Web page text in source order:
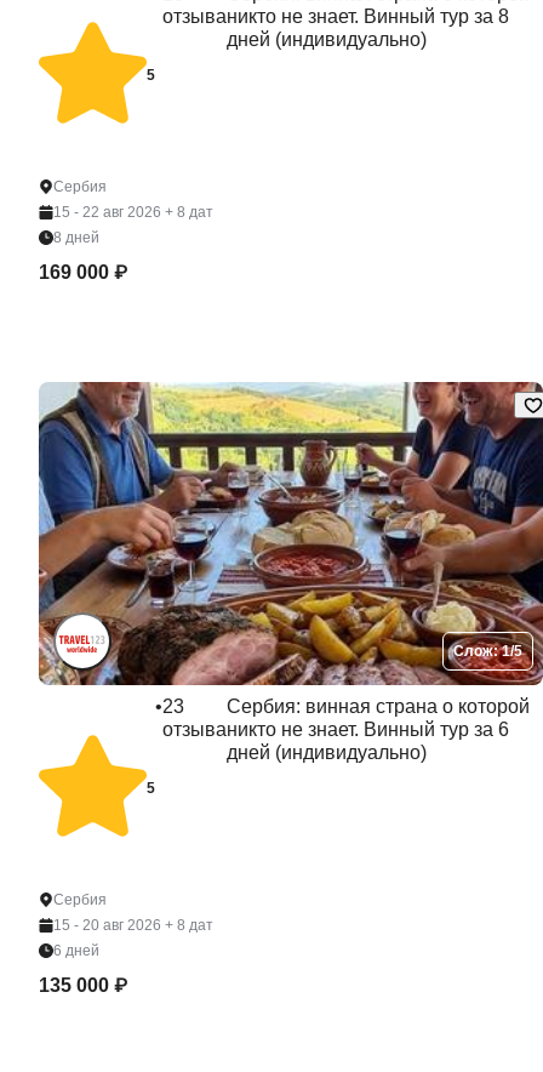
5
отзываникто не знает. Винный тур за 8
дней (индивидуально)
Сербия
15 - 22 авг 2026 + 8 дат
8 дней
169 000 ₽
Слож: 1/5
5
•23
отзыва
Сербия: винная страна о которой
никто не знает. Винный тур за 6
дней (индивидуально)
Сербия
15 - 20 авг 2026 + 8 дат
6 дней
135 000 ₽